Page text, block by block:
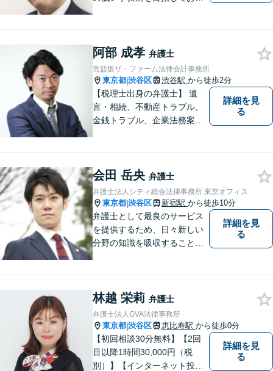
【当日／夜間／休日対応可
能】一人で悩まず一緒に問題
を解決しましょう。お気軽に
ご相談下さい。
阿部 成孝 弁護士
宮益坂ザ・ファーム法律会計事務所
東京都|渋谷区 渋谷駅 から徒歩2分
【税理士出身の弁護士】 遺
言・相続、不動産トラブル、
金銭トラブル、企業法務案件
を捉えたトータルサポートが
可能です。
詳細を見
る
会田 岳央 弁護士
弁護士法人シティ総合法律事務所 東京オフィス
東京都|渋谷区 新宿駅 から徒歩10分
弁護士として最良のサービス
を提供するため、日々新しい
分野の知識を吸収することを
詳細を見
る
林越 栄莉 弁護士
弁護士法人GVA法律事務所
東京都|渋谷区 恵比寿駅 から徒歩0分
【初回相談30分無料】【2回
目以降1時間30,000円（税
別）】【インターネット投稿
詳細を見
る